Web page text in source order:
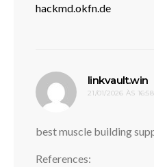
hackmd.okfn.de
linkvault.win
21/01/2026 ÀS 16:58
best muscle building
References: